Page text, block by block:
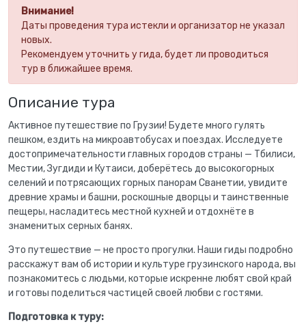
Внимание!
Даты проведения тура истекли и организатор не указал
новых.
Рекомендуем уточнить у гида, будет ли проводиться
тур в ближайшее время.
Описание тура
Активное путешествие по Грузии! Будете много гулять
пешком, ездить на микроавтобусах и поездах. Исследуете
достопримечательности главных городов страны — Тбилиси,
Местии, Зугдиди и Кутаиси, доберётесь до высокогорных
селений и потрясающих горных панорам Сванетии, увидите
древние храмы и башни, роскошные дворцы и таинственные
пещеры, насладитесь местной кухней и отдохнёте в
знаменитых серных банях.
Это путешествие — не просто прогулки. Наши гиды подробно
расскажут вам об истории и культуре грузинского народа, вы
познакомитесь с людьми, которые искренне любят свой край
и готовы поделиться частицей своей любви с гостями.
Подготовка к туру: